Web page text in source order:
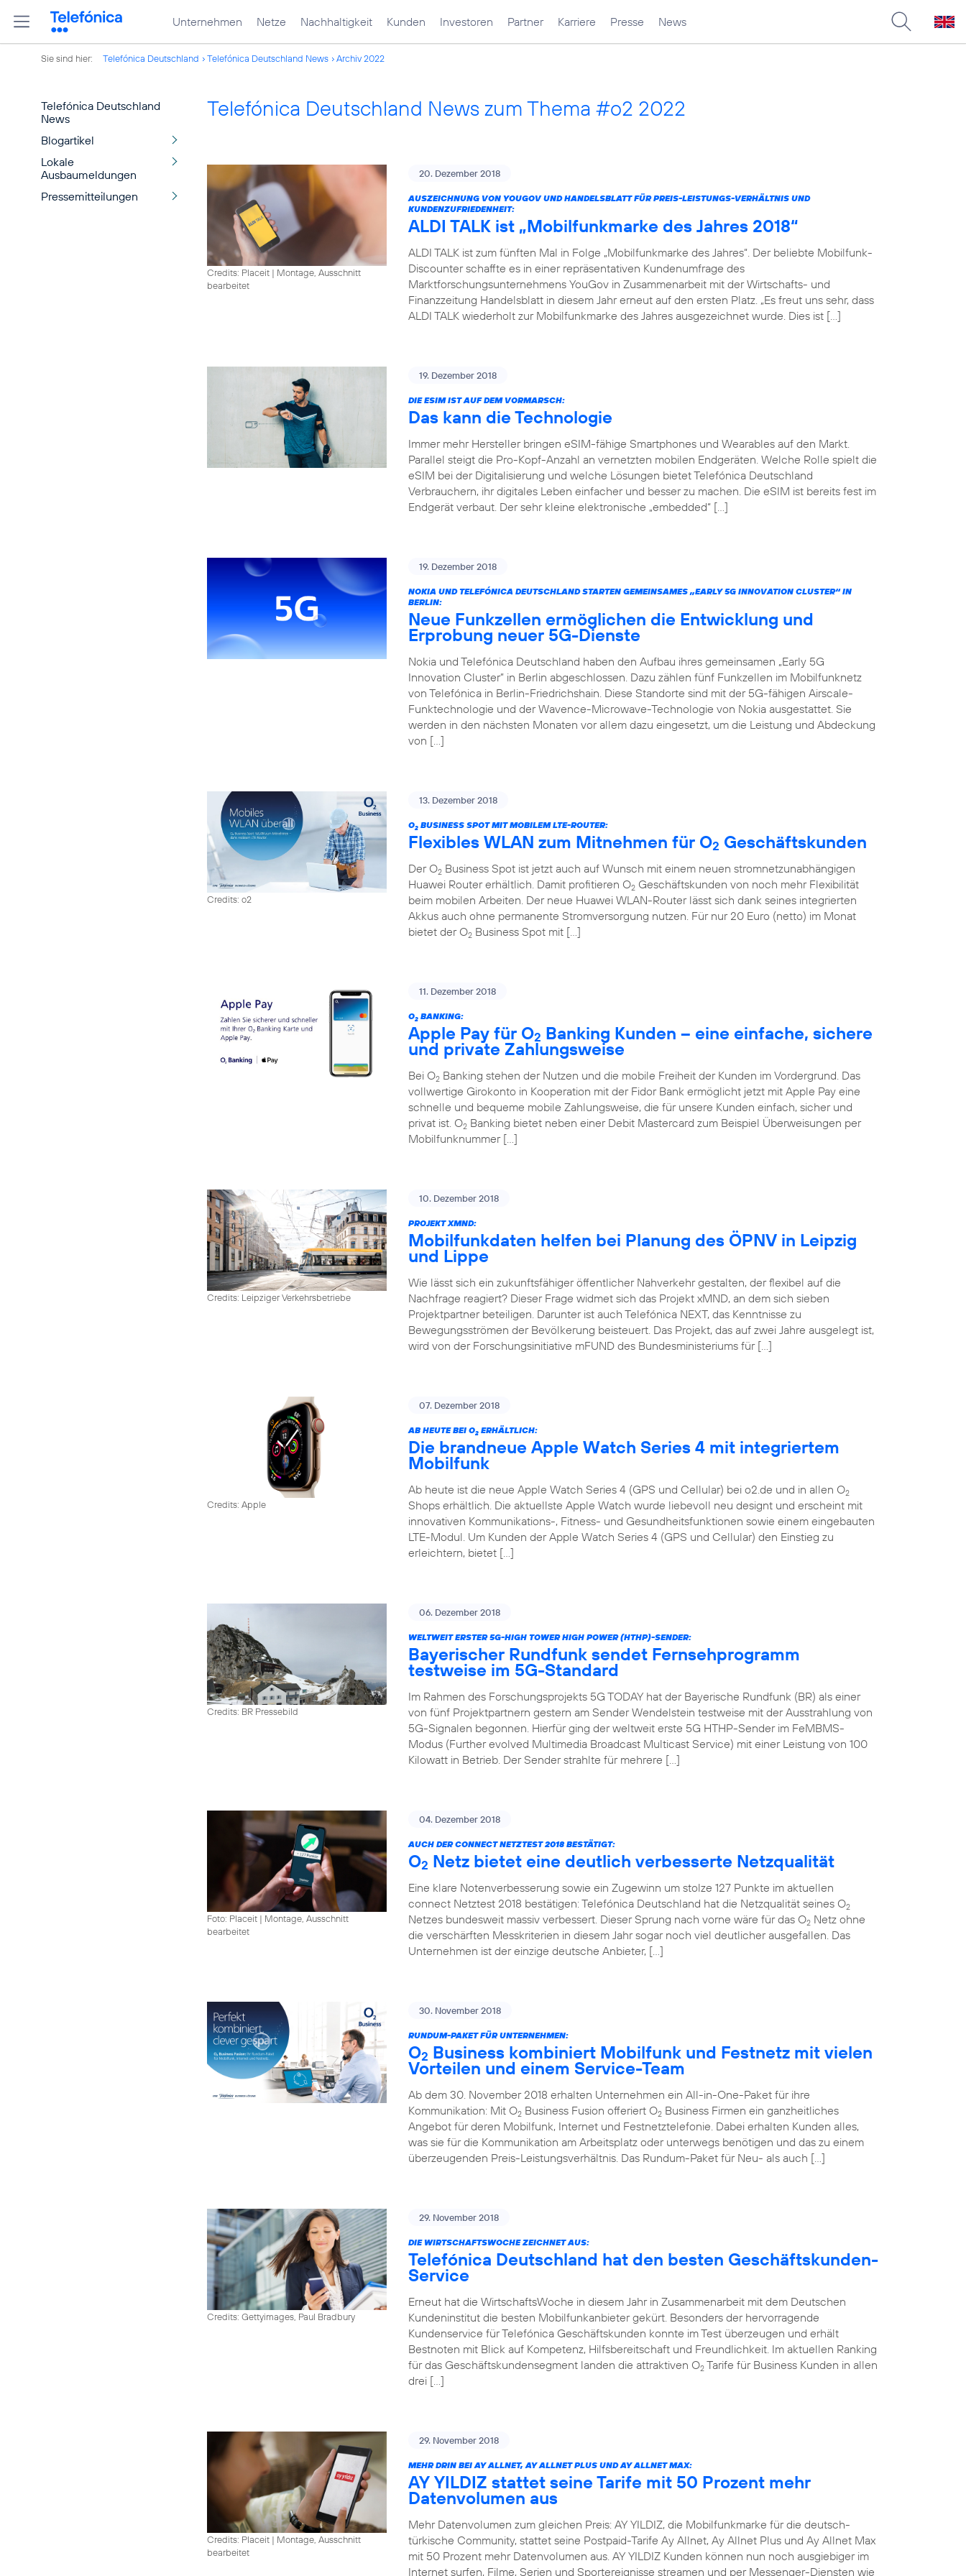
Unternehmen Netze Nachhaltigkeit Kunden Investoren Partner Karriere Presse News
Sie sind hier: Telefónica Deutschland Telefónica Deutschland News Archiv 2022
Telefónica Deutschland
News
Blogartikel
Lokale
Ausbaumeldungen
Pressemitteilungen
Telefónica Deutschland News zum Thema #o2 2022
Credits: Placeit | Montage, Ausschnitt
bearbeitet
20. Dezember 2018
AUSZEICHNUNG VON YOUGOV UND HANDELSBLATT FÜR PREIS-LEISTUNGS-VERHÄLTNIS UND
KUNDENZUFRIEDENHEIT:
ALDI TALK ist „Mobilfunkmarke des Jahres 2018“
ALDI TALK ist zum fünften Mal in Folge „Mobilfunkmarke des Jahres“. Der beliebte Mobilfunk-
Discounter schaffte es in einer repräsentativen Kundenumfrage des
Marktforschungsunternehmens YouGov in Zusammenarbeit mit der Wirtschafts- und
Finanzzeitung Handelsblatt in diesem Jahr erneut auf den ersten Platz. „Es freut uns sehr, dass
ALDI TALK wiederholt zur Mobilfunkmarke des Jahres ausgezeichnet wurde. Dies ist […]
19. Dezember 2018
DIE ESIM IST AUF DEM VORMARSCH:
Das kann die Technologie
Immer mehr Hersteller bringen eSIM-fähige Smartphones und Wearables auf den Markt.
Parallel steigt die Pro-Kopf-Anzahl an vernetzten mobilen Endgeräten. Welche Rolle spielt die
eSIM bei der Digitalisierung und welche Lösungen bietet Telefónica Deutschland
Verbrauchern, ihr digitales Leben einfacher und besser zu machen. Die eSIM ist bereits fest im
Endgerät verbaut. Der sehr kleine elektronische „embedded“ […]
19. Dezember 2018
NOKIA UND TELEFÓNICA DEUTSCHLAND STARTEN GEMEINSAMES „EARLY 5G INNOVATION CLUSTER“ IN
BERLIN:
Neue Funkzellen ermöglichen die Entwicklung und
Erprobung neuer 5G-Dienste
Nokia und Telefónica Deutschland haben den Aufbau ihres gemeinsamen „Early 5G
Innovation Cluster” in Berlin abgeschlossen. Dazu zählen fünf Funkzellen im Mobilfunknetz
von Telefónica in Berlin-Friedrichshain. Diese Standorte sind mit der 5G-fähigen Airscale-
Funktechnologie und der Wavence-Microwave-Technologie von Nokia ausgestattet. Sie
werden in den nächsten Monaten vor allem dazu eingesetzt, um die Leistung und Abdeckung
von […]
Credits: o2
13. Dezember 2018
O2 BUSINESS SPOT MIT MOBILEM LTE-ROUTER:
Flexibles WLAN zum Mitnehmen für O2 Geschäftskunden
Der O2 Business Spot ist jetzt auch auf Wunsch mit einem neuen stromnetzunabhängigen
Huawei Router erhältlich. Damit profitieren O2 Geschäftskunden von noch mehr Flexibilität
beim mobilen Arbeiten. Der neue Huawei WLAN-Router lässt sich dank seines integrierten
Akkus auch ohne permanente Stromversorgung nutzen. Für nur 20 Euro (netto) im Monat
bietet der O2 Business Spot mit […]
11. Dezember 2018
O2 BANKING:
Apple Pay für O2 Banking Kunden – eine einfache, sichere
und private Zahlungsweise
Bei O2 Banking stehen der Nutzen und die mobile Freiheit der Kunden im Vordergrund. Das
vollwertige Girokonto in Kooperation mit der Fidor Bank ermöglicht jetzt mit Apple Pay eine
schnelle und bequeme mobile Zahlungsweise, die für unsere Kunden einfach, sicher und
privat ist. O2 Banking bietet neben einer Debit Mastercard zum Beispiel Überweisungen per
Mobilfunknummer […]
Credits: Leipziger Verkehrsbetriebe
10. Dezember 2018
PROJEKT XMND:
Mobilfunkdaten helfen bei Planung des ÖPNV in Leipzig
und Lippe
Wie lässt sich ein zukunftsfähiger öffentlicher Nahverkehr gestalten, der flexibel auf die
Nachfrage reagiert? Dieser Frage widmet sich das Projekt xMND, an dem sich sieben
Projektpartner beteiligen. Darunter ist auch Telefónica NEXT, das Kenntnisse zu
Bewegungsströmen der Bevölkerung beisteuert. Das Projekt, das auf zwei Jahre ausgelegt ist,
wird von der Forschungsinitiative mFUND des Bundesministeriums für […]
Credits: Apple
07. Dezember 2018
AB HEUTE BEI O2 ERHÄLTLICH:
Die brandneue Apple Watch Series 4 mit integriertem
Mobilfunk
Ab heute ist die neue Apple Watch Series 4 (GPS und Cellular) bei o2.de und in allen O2
Shops erhältlich. Die aktuellste Apple Watch wurde liebevoll neu designt und erscheint mit
innovativen Kommunikations-, Fitness- und Gesundheitsfunktionen sowie einem eingebauten
LTE-Modul. Um Kunden der Apple Watch Series 4 (GPS und Cellular) den Einstieg zu
erleichtern, bietet […]
Credits: BR Pressebild
06. Dezember 2018
WELTWEIT ERSTER 5G-HIGH TOWER HIGH POWER (HTHP)-SENDER:
Bayerischer Rundfunk sendet Fernsehprogramm
testweise im 5G-Standard
Im Rahmen des Forschungsprojekts 5G TODAY hat der Bayerische Rundfunk (BR) als einer
von fünf Projektpartnern gestern am Sender Wendelstein testweise mit der Ausstrahlung von
5G-Signalen begonnen. Hierfür ging der weltweit erste 5G HTHP-Sender im FeMBMS-
Modus (Further evolved Multimedia Broadcast Multicast Service) mit einer Leistung von 100
Kilowatt in Betrieb. Der Sender strahlte für mehrere […]
Foto: Placeit | Montage, Ausschnitt
bearbeitet
04. Dezember 2018
AUCH DER CONNECT NETZTEST 2018 BESTÄTIGT:
O2 Netz bietet eine deutlich verbesserte Netzqualität
Eine klare Notenverbesserung sowie ein Zugewinn um stolze 127 Punkte im aktuellen
connect Netztest 2018 bestätigen: Telefónica Deutschland hat die Netzqualität seines O2
Netzes bundesweit massiv verbessert. Dieser Sprung nach vorne wäre für das O2 Netz ohne
die verschärften Messkriterien in diesem Jahr sogar noch viel deutlicher ausgefallen. Das
Unternehmen ist der einzige deutsche Anbieter, […]
30. November 2018
RUNDUM-PAKET FÜR UNTERNEHMEN:
O2 Business kombiniert Mobilfunk und Festnetz mit vielen
Vorteilen und einem Service-Team
Ab dem 30. November 2018 erhalten Unternehmen ein All-in-One-Paket für ihre
Kommunikation: Mit O2 Business Fusion offeriert O2 Business Firmen ein ganzheitliches
Angebot für deren Mobilfunk, Internet und Festnetztelefonie. Dabei erhalten Kunden alles,
was sie für die Kommunikation am Arbeitsplatz oder unterwegs benötigen und das zu einem
überzeugenden Preis-Leistungsverhältnis. Das Rundum-Paket für Neu- als auch […]
Credits: Gettyimages, Paul Bradbury
29. November 2018
DIE WIRTSCHAFTSWOCHE ZEICHNET AUS:
Telefónica Deutschland hat den besten Geschäftskunden-
Service
Erneut hat die WirtschaftsWoche in diesem Jahr in Zusammenarbeit mit dem Deutschen
Kundeninstitut die besten Mobilfunkanbieter gekürt. Besonders der hervorragende
Kundenservice für Telefónica Geschäftskunden konnte im Test überzeugen und erhält
Bestnoten mit Blick auf Kompetenz, Hilfsbereitschaft und Freundlichkeit. Im aktuellen Ranking
für das Geschäftskundensegment landen die attraktiven O2 Tarife für Business Kunden in allen
drei […]
Credits: Placeit | Montage, Ausschnitt
bearbeitet
29. November 2018
MEHR DRIN BEI AY ALLNET, AY ALLNET PLUS UND AY ALLNET MAX:
AY YILDIZ stattet seine Tarife mit 50 Prozent mehr
Datenvolumen aus
Mehr Datenvolumen zum gleichen Preis: AY YILDIZ, die Mobilfunkmarke für die deutsch-
türkische Community, stattet seine Postpaid-Tarife Ay Allnet, Ay Allnet Plus und Ay Allnet Max
mit 50 Prozent mehr Datenvolumen aus. AY YILDIZ Kunden können nun noch ausgiebiger im
Internet surfen, Filme, Serien und Sportereignisse streamen und per Messenger-Diensten wie